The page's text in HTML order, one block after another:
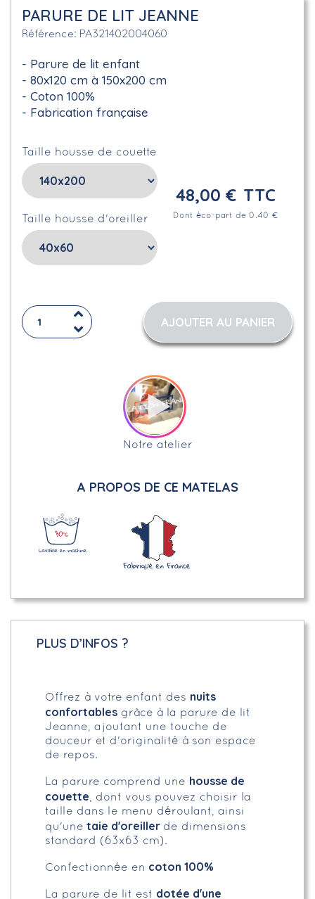
PARURE DE LIT JEANNE
Référence PA321402004060
Parure de lit enfant
80x120 cm à 150x200 cm
Coton 100%
Fabrication française
Taille housse de couette
Taille housse d'oreiller
48,00 € TTC
Dont éco-part de 0.40 €
AJOUTER AU PANIER
Notre atelier
A PROPOS DE CE MATELAS
PLUS D’INFOS ?
Offrez à votre enfant des nuits
confortables grâce à la parure de lit
Jeanne, ajoutant une touche de
douceur et d'originalité à son espace
de repos.
La parure comprend une housse de
couette , dont vous pouvez choisir la
taille dans le menu déroulant, ainsi
qu'une taie d'oreiller de dimensions
standard (63x63 cm).
Confectionnée en coton 100%
La parure de lit est dotée d'une